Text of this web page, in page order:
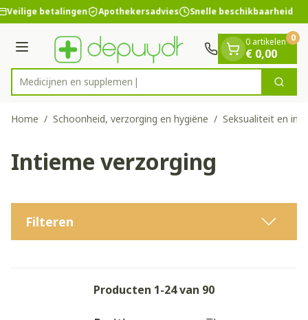
Ga naar de inhoud
1 van 1
Veilige betalingen Apothekersadvies Snelle beschikbaarheid
Menu
Product, merk, categorie...
Medic Zoek
0 artikelen
€ 0,00
0
Home / Schoonheid, verzorging en hygiëne / Seksualiteit en
Intieme verzorging
Filteren
Producten 1-24van 90